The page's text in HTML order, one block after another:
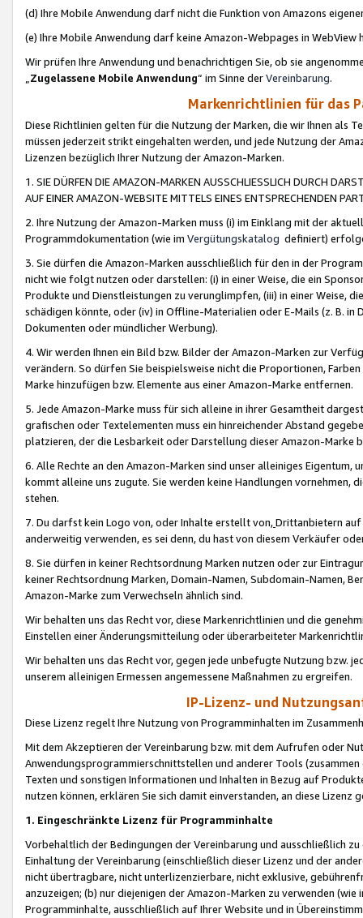
(d) Ihre Mobile Anwendung darf nicht die Funktion von Amazons
(e) Ihre Mobile Anwendung darf keine Amazon-Webpages in WebView
Wir prüfen Ihre Anwendung und benachrichtigen Sie, ob sie
„Zugelassene Mobile Anwendung“ im Sinne derVereinbarung.
Markenrichtlinien für das
Diese Richtlinien gelten für die Nutzung der Marken, die wir Ihnen als
müssen jederzeit strikt eingehalten werden, und jede Nutzung der
Lizenzen bezüglich Ihrer Nutzung der Amazon-Marken.
1. SIE DÜRFEN DIE AMAZON-MARKEN AUSSCHLIESSLICH DURCH
AUF EINER AMAZON-WEBSITE MITTELS EINES ENTSPRECHENDEN
2. Ihre Nutzung der Amazon-Marken muss (i) im Einklang mit der
Programmdokumentation (wie im Vergütungskatalog definiert)
3. Sie dürfen die Amazon-Marken ausschließlich für den in der
nicht wie folgt nutzen oder darstellen: (i) in einer Weise, die ein
Produkte und Dienstleistungen zu verunglimpfen, (iii) in einer Weise,
schädigen könnte, oder (iv) in Offline-Materialien oder E-Mails (z. B. in
Dokumenten oder mündlicher Werbung).
4. Wir werden Ihnen ein Bild bzw. Bilder der Amazon-Marken zur
verändern. So dürfen Sie beispielsweise nicht die Proportionen,
Marke hinzufügen bzw. Elemente aus einer Amazon-Marke entfernen.
5. Jede Amazon-Marke muss für sich alleine in ihrer Gesamtheit
grafischen oder Textelementen muss ein hinreichender Abstand
platzieren, der die Lesbarkeit oder Darstellung dieser Amazon-Marke
6. Alle Rechte an den Amazon-Marken sind unser alleiniges
kommt alleine uns zugute. Sie werden keine Handlungen vornehmen,
stehen.
7. Du darfst kein Logo von, oder Inhalte erstellt von,Drittanbietern auf
anderweitig verwenden, es sei denn, du hast von diesem Verkäufer
8. Sie dürfen in keiner Rechtsordnung Marken nutzen oder zur
keiner Rechtsordnung Marken, Domain-Namen, Subdomain-Namen,
Amazon-Marke zum Verwechseln ähnlich sind.
Wir behalten uns das Recht vor, diese Markenrichtlinien und die
Einstellen einer Änderungsmitteilung oder überarbeiteter
Wir behalten uns das Recht vor, gegen jede unbefugte Nutzung bzw.
unserem alleinigen Ermessen angemessene Maßnahmen zu ergreifen.
IP-Lizenz- und
Diese Lizenz regelt Ihre Nutzung von Programminhalten im
Mit dem Akzeptieren der Vereinbarung bzw. mit dem Aufrufen oder
Anwendungsprogrammierschnittstellen und anderer Tools (zusammen
Texten und sonstigen Informationen und Inhalten in Bezug auf
nutzen können, erklären Sie sich damit einverstanden, an diese Lizenz
1. Eingeschränkte Lizenz für Programminhalte
Vorbehaltlich der Bedingungen der Vereinbarung und ausschließlich
Einhaltung der Vereinbarung (einschließlich dieser Lizenz und der
nicht übertragbare, nicht unterlizenzierbare, nicht exklusive,
anzuzeigen; (b) nur diejenigen der Amazon-Marken zu verwenden
Programminhalte, ausschließlich auf Ihrer Website und in